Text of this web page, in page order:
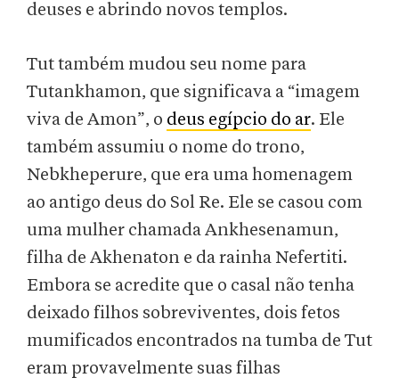
deuses e abrindo novos templos.
Tut também mudou seu nome para
Tutankhamon, que significava a “imagem
viva de Amon”, o deus egípcio do ar. Ele
também assumiu o nome do trono,
Nebkheperure, que era uma homenagem
ao antigo deus do Sol Re. Ele se casou com
uma mulher chamada Ankhesenamun,
filha de Akhenaton e da rainha Nefertiti.
Embora se acredite que o casal não tenha
deixado filhos sobreviventes, dois fetos
mumificados encontrados na tumba de Tut
eram provavelmente suas filhas